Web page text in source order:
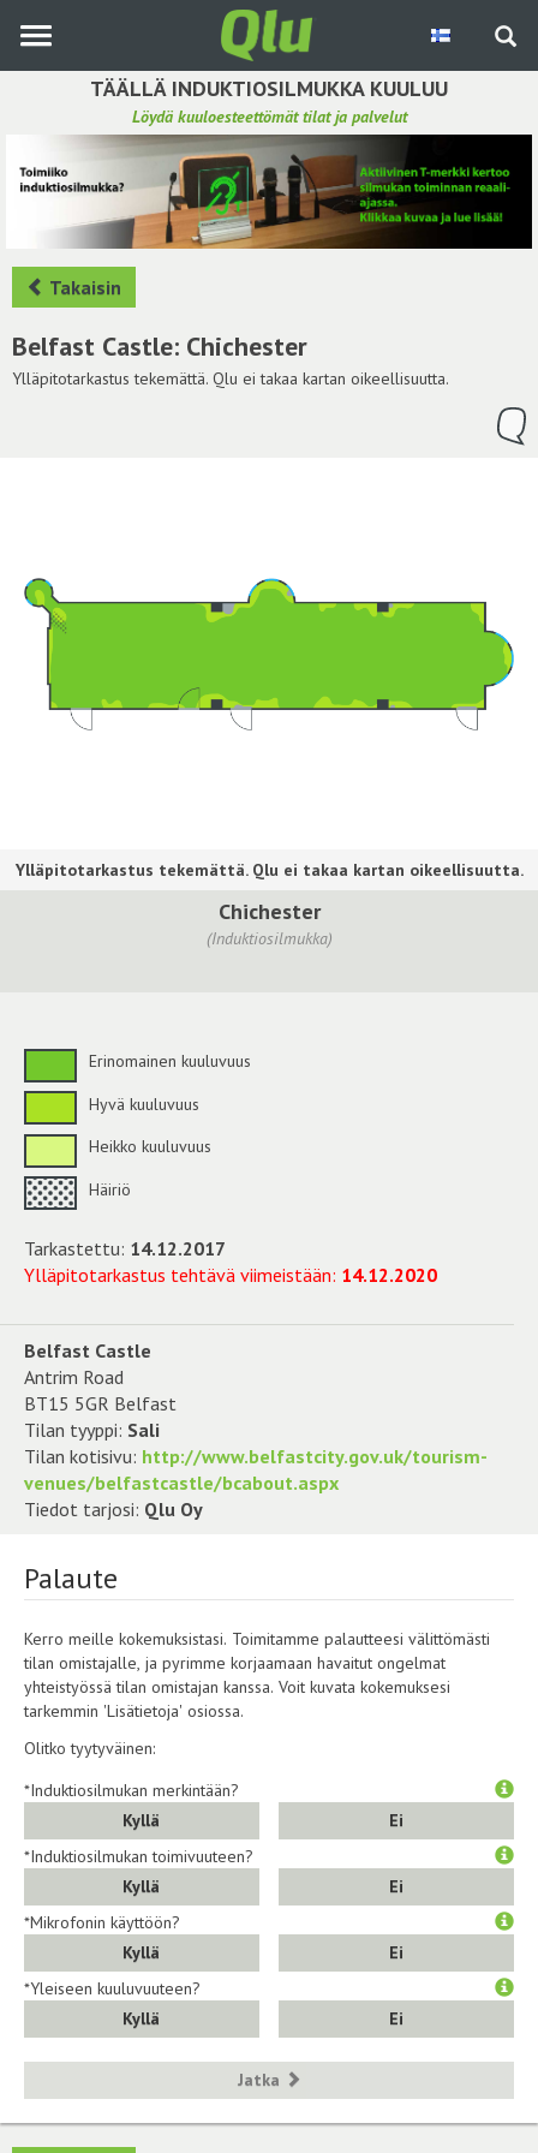
pääsisältöön
TÄÄLLÄ INDUKTIOSILMUKKA KUULUU
Löydä kuuloesteettömät tilat ja palvelut
Etsi induktiosilmukka
Tee ehdotus ja vaikuta kuulemiskokemukseen
Hae ehdotuksia
Käyttöohje
Yhteydenottopyyntö
Takaisin
Belfast Castle: Chichester
Ylläpitotarkastus tekemättä. Qlu ei takaa kartan oikeellisuutta.
Chichester
(Induktiosilmukka)
Erinomainen kuuluvuus
Hyvä kuuluvuus
Heikko kuuluvuus
Häiriö
Tarkastettu: 14.12.2017
Ylläpitotarkastus tehtävä viimeistään: 14.12.2020
Belfast Castle
Antrim Road
BT15 5GR Belfast
Tilan tyyppi: Sali
Tilan kotisivu: http://www.belfastcity.gov.uk/tourism-
venues/belfastcastle/bcabout.aspx
Tiedot tarjosi: Qlu Oy
Palaute
Kerro meille kokemuksistasi. Toimitamme palautteesi välittömästi
tilan omistajalle, ja pyrimme korjaamaan havaitut ongelmat
yhteistyössä tilan omistajan kanssa. Voit kuvata kokemuksesi
tarkemmin 'Lisätietoja' osiossa.
Olitko tyytyväinen:
*Induktiosilmukan merkintään?
Kyllä
Ei
*Induktiosilmukan toimivuuteen?
Kyllä
Ei
*Mikrofonin käyttöön?
Kyllä
Ei
*Yleiseen kuuluvuuteen?
Kyllä
Ei
Jatka